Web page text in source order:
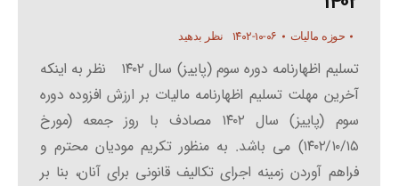
حوزه مالیات ۱۴۰۲-۱۰-۰۶ نظر بدهید
تسلیم اظهارنامه دوره سوم (پاییز) سال ۱۴۰۲ نظر به اینکه
آخرین مهلت تسلیم اظهارنامه مالیات بر ارزش افزوده دوره
سوم (پاییز) سال ۱۴۰۲ مصادف با روز جمعه (مورخ
۱۴۰۲/۱۰/۱۵) می باشد. به منظور تکریم مودیان محترم و
فراهم آوردن زمینه اجرای تکالیف قانونی برای آنان، بنا بر